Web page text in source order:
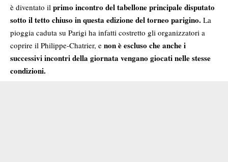
è diventato il primo incontro del tabellone principale disputato
sotto il tetto chiuso in questa edizione del torneo parigino. La
pioggia caduta su Parigi ha infatti costretto gli organizzatori a
coprire il Philippe-Chatrier, e non è escluso che anche i
successivi incontri della giornata vengano giocati nelle stesse
condizioni.